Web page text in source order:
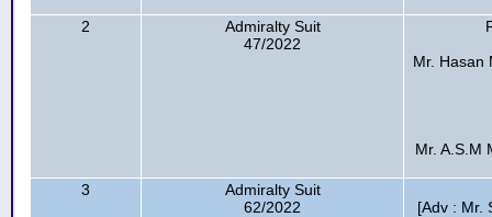
2
Admiralty Suit
47/2022
Mr. Hasan
Mr. A.S.M
3
Admiralty Suit
62/2022
[Adv : Mr.